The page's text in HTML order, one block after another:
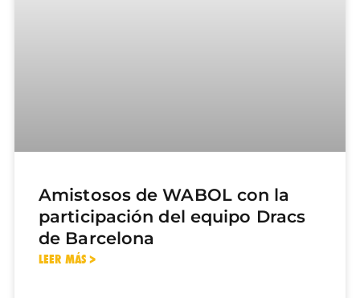
Amistosos de WABOL con la
participación del equipo Dracs
de Barcelona
LEER MÁS >